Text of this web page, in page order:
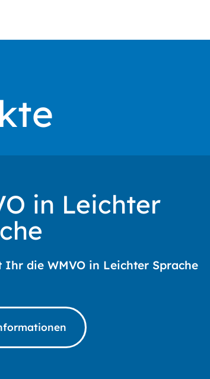
in Leichter
Ihr die WMVO in Leichter Sprache